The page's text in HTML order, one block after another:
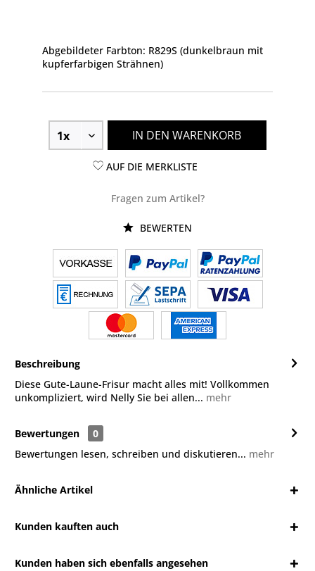
Abgebildeter Farbton: R829S (dunkelbraun mit
kupferfarbigen Strähnen)
IN DEN WARENKORB
AUF DIE MERKLISTE
Fragen zum Artikel?
BEWERTEN
Beschreibung
Diese Gute-Laune-Frisur macht alles mit! Vollkommen
unkompliziert, wird Nelly Sie bei allen... mehr
Bewertungen
0
Bewertungen lesen, schreiben und diskutieren... mehr
Ähnliche Artikel
Kunden kauften auch
Kunden haben sich ebenfalls angesehen